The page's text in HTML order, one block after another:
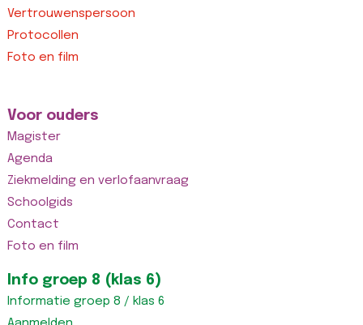
Vertrouwenspersoon
Protocollen
Foto en film
Voor ouders
Magister
Agenda
Ziekmelding en verlofaanvraag
Schoolgids
Contact
Foto en film
Info groep 8 (klas 6)
Informatie groep 8 / klas 6